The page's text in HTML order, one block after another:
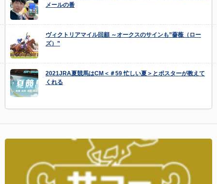
メールの番
ヴィクトリアマイル回顧 ～オークスのサインも”薔薇（ロー
ズ）”
2021JRA夏競馬はCM＜＃59 忙しい夏＞とポスターが教えて
くれる